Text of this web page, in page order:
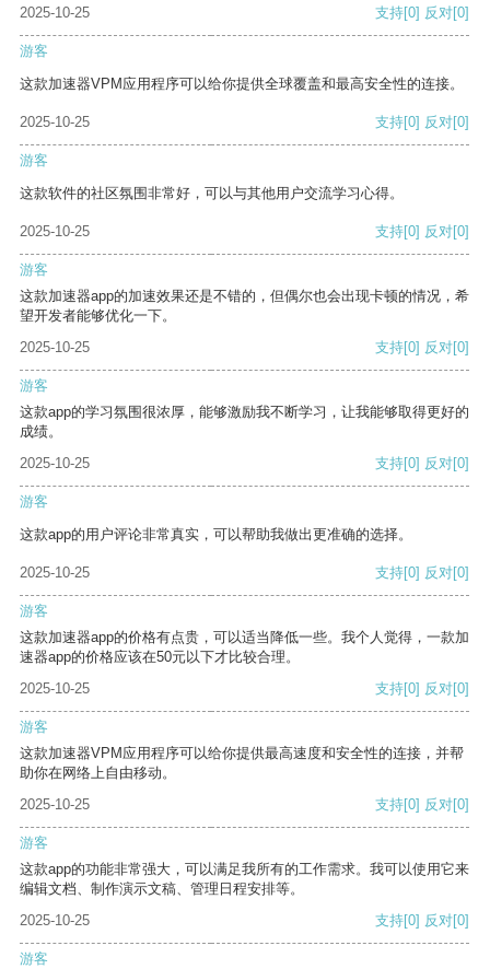
2025-10-25 支持[0] 反对[0]
游客
这款加速器VPM应用程序可以给你提供全球覆盖和最高安全性的连接。
2025-10-25 支持[0] 反对[0]
游客
这款软件的社区氛围非常好，可以与其他用户交流学习心得。
2025-10-25 支持[0] 反对[0]
游客
这款加速器app的加速效果还是不错的，但偶尔也会出现卡顿的情况，希
望开发者能够优化一下。
2025-10-25
支持[0] 反对[0]
游客
这款app的学习氛围很浓厚，能够激励我不断学习，让我能够取得更好的
成绩。
2025-10-25
支持[0] 反对[0]
游客
这款app的用户评论非常真实，可以帮助我做出更准确的选择。
2025-10-25 支持[0] 反对[0]
游客
这款加速器app的价格有点贵，可以适当降低一些。我个人觉得，一款加
速器app的价格应该在50元以下才比较合理。
2025-10-25
支持[0] 反对[0]
游客
这款加速器VPM应用程序可以给你提供最高速度和安全性的连接，并帮
助你在网络上自由移动。
2025-10-25
支持[0] 反对[0]
游客
这款app的功能非常强大，可以满足我所有的工作需求。我可以使用它来
编辑文档、制作演示文稿、管理日程安排等。
2025-10-25
支持[0] 反对[0]
游客